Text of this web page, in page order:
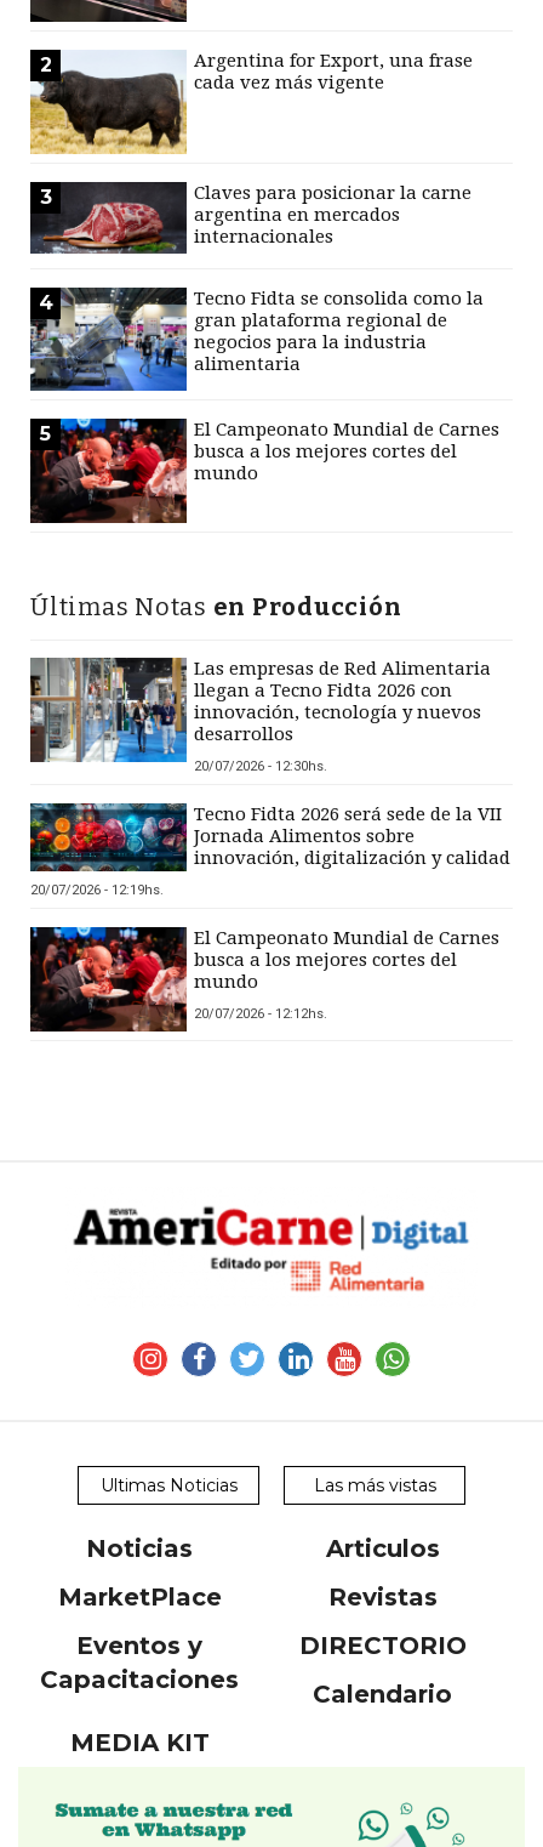
2
Argentina for Export, una frase
cada vez más vigente
3
Claves para posicionar la carne
argentina en mercados
internacionales
4
Tecno Fidta se consolida como la
gran plataforma regional de
negocios para la industria
alimentaria
5
El Campeonato Mundial de Carnes
busca a los mejores cortes del
mundo
Últimas Notas en Producción
Las empresas de Red Alimentaria
llegan a Tecno Fidta 2026 con
innovación, tecnología y nuevos
desarrollos
20/07/2026 - 12:30hs.
Tecno Fidta 2026 será sede de la VII
Jornada Alimentos sobre
innovación, digitalización y calidad
20/07/2026 - 12:19hs.
El Campeonato Mundial de Carnes
busca a los mejores cortes del
mundo
20/07/2026 - 12:12hs.
Ultimas Noticias Las más vistas
Noticias
Articulos
MarketPlace
Revistas
Eventos y
Capacitaciones
DIRECTORIO
Calendario
MEDIA KIT